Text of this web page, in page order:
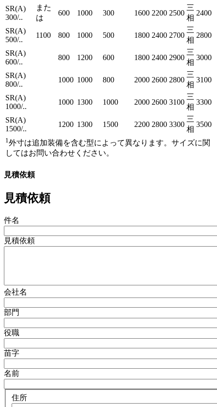
SR(A)
300/..
また
は
600 1000 300 1600 2200 2500
三
相
2400
SR(A)
500/..
1100 800 1000 500 1800 2400 2700
三
相
2800
SR(A)
600/..
800 1200 600 1800 2400 2900
三
相
3000
SR(A)
800/..
1000 1000 800 2000 2600 2800
三
相
3100
SR(A)
1000/..
1000 1300 1000 2000 2600 3100
三
相
3300
SR(A)
1500/..
1200 1300 1500 2200 2800 3300
三
相
3500
1 外寸は追加装備を含む型によって異なります。サイズに関
してはお問い合わせください。
見積依頼
見積依頼
件名
見積依頼
会社名
部門
役職
苗字
名前
住所